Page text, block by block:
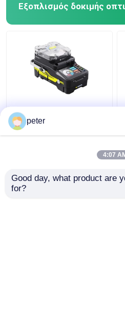
Εξοπλισμός δοκιμής
Ο εξοπλισμός
συνδετήρα DA-PM100
που συναρμολογείται
peter
4:07
Good day, what product are
for?